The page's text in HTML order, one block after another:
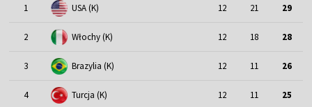
1 USA (K) 12 21 29
2 Włochy (K) 12 18 28
3 Brazylia (K) 12 11 26
4 Turcja (K) 12 11 25